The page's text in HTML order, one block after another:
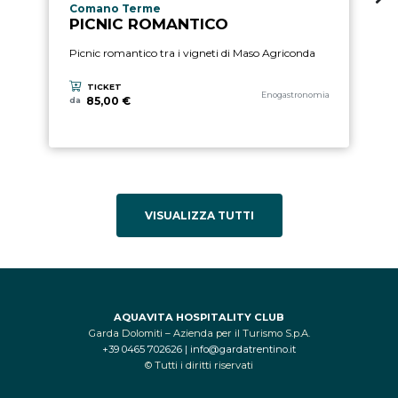
Località esperienza
Comano Terme
PICNIC ROMANTICO
Picnic romantico tra i vigneti di Maso Agriconda
TICKET
da
85,00 €
Categoria esperienza
Enogastronomia
VISUALIZZA TUTTI
AQUAVITA HOSPITALITY CLUB
Garda Dolomiti – Azienda per il Turismo S.p.A.
+39 0465 702626 | info@gardatrentino.it
© Tutti i diritti riservati